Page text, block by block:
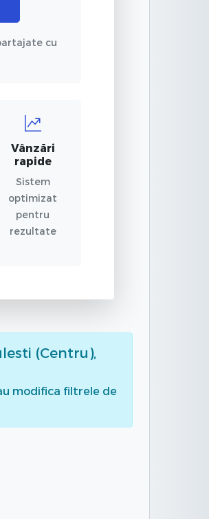
cu
Vânzări
rapide
Sistem
optimizat
pentru
rezultate
(Centru),
modifica filtrele de